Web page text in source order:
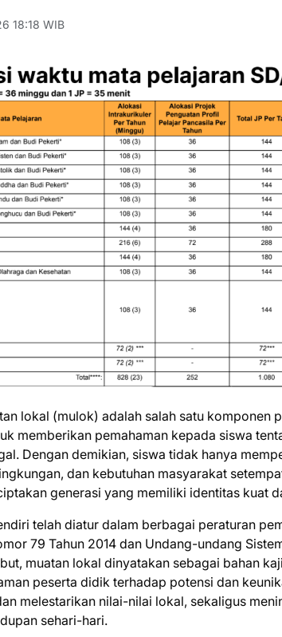
18:18 WIB
lokal (mulok) adalah salah satu komponen
memberikan pemahaman kepada siswa
Dengan demikian, siswa tidak hanya
dan kebutuhan masyarakat
generasi yang memiliki identitas kuat
telah diatur dalam berbagai peraturan
79 Tahun 2014 dan Undang-undang
muatan lokal dinyatakan sebagai bahan
peserta didik terhadap potensi dan
melestarikan nilai-nilai lokal, sekaligus
sehari-hari.